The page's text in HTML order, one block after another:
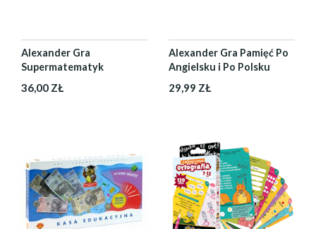
Alexander Gra
Supermatematyk
36,00 ZŁ
Alexander Gra Pamięć Po
Angielsku i Po Polsku
29,99 ZŁ